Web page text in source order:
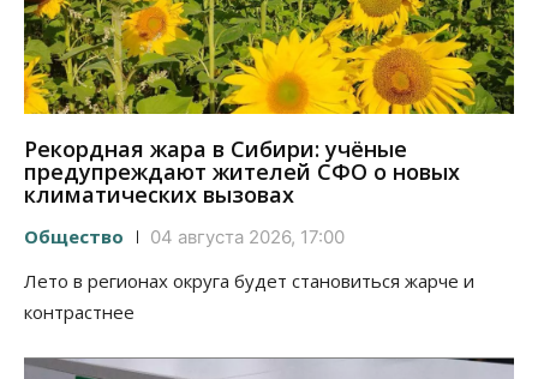
Рекордная жара в Сибири: учёные
предупреждают жителей СФО о новых
климатических вызовах
Общество 04 августа 2026, 17:00
Лето в регионах округа будет становиться жарче и
контрастнее